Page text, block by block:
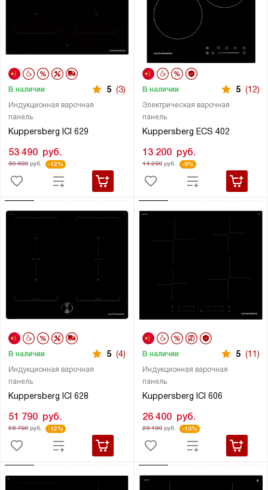
Индукционная варочная
панель
Kuppersberg ICI 629
В наличии 5 (3)
53 490 руб.
60 690руб. -12%
Электрическая варочная
панель
Kuppersberg ECS 402
В наличии 5 (12)
13 200 руб.
14 290руб. -8%
Индукционная варочная
панель
Kuppersberg ICI 628
В наличии 5 (4)
51 790 руб.
58 790руб. -12%
Индукционная варочная
панель
Kuppersberg ICI 606
В наличии 5 (11)
26 400 руб.
29 190руб. -10%